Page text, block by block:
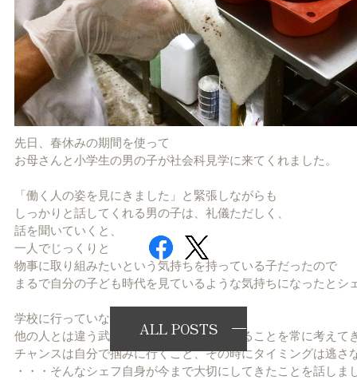
先日、春休みの期間を使って
お母さんと小学生の男の子が社会科見学に来てくれました。
「働く人の姿を見にきました」と緊張しながらも
しっかりと話してくれる男の子は、礼儀ただしく、
話を聞いていくと、
一人でじっくりと
物事に取り組みたいという気持ちを持っている子だったので
まるで自分の子ども時代を見ているような気持ちになったとシ
学校に行っていない分、
他の人とは違う武器（＝強み）を手に入れることを常に考えて
チャンスは自分で掴みに行くこと、その時にタイミングは逃さ
・・・そんなシェフ自身が今まで大切にしてきたことを話しま
ALL POSTS